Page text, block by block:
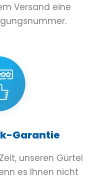
Versand eine
Garantie
unseren Gürtel
es Ihnen nicht